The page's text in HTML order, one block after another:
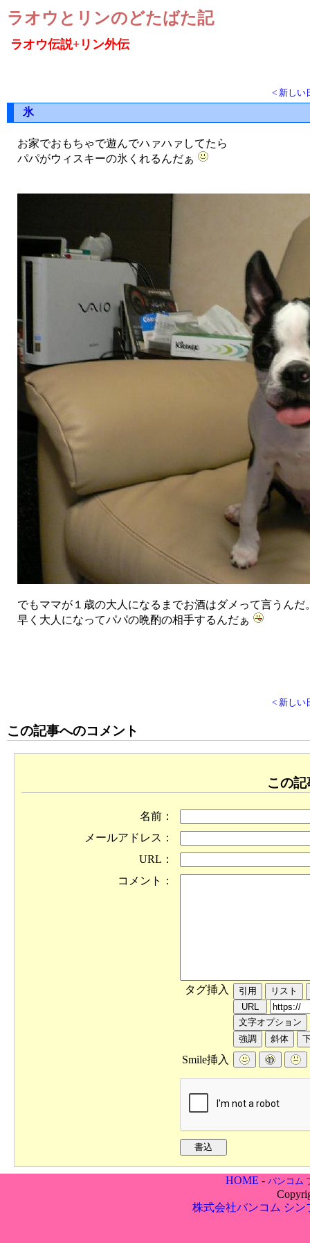
ラオウとリンのどたばた記
ラオウ伝説+リン外伝
< 新しい
氷
お家でおもちゃで遊んでハァハァしてたら
パパがウィスキーの氷くれるんだぁ
でもママが１歳の大人になるまでお酒はダメって言うんだ
早く大人になってパパの晩酌の相手するんだぁ
< 新しい
この記事へのコメント
この
名前：
メールアドレス：
URL：
コメント：
タグ挿入
Smile挿入
HOME - バンコム
株式会社バンコム シン